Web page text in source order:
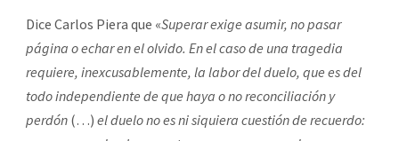
Dice Carlos Piera que «Superar exige asumir, no pasar
página o echaren el olvido. En el caso de una tragedia
requiere, inexcusablemente, la labor del duelo, que es del
todo independiente de que haya o no reconciliación y
perdón (…) el duelo no es ni siquiera cuestión de recuerdo: